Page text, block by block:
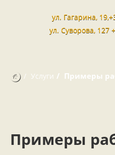
ул. Гагарина,
ул. Суворова, 127
Услуги Примеры
Примеры